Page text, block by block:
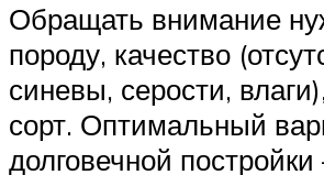
Обращать внимание
породу, качество
синевы, серости,
сорт. Оптимальный
долговечной